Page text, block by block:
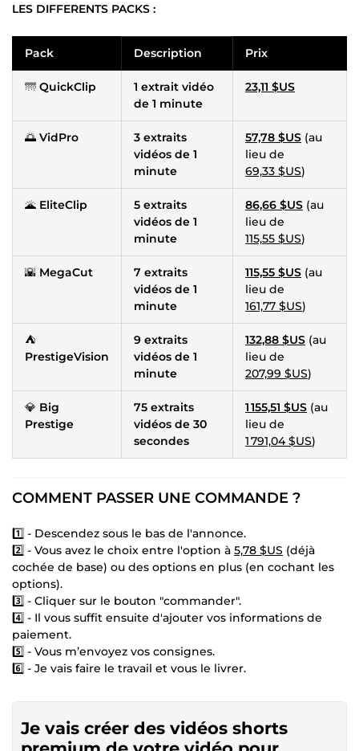
LES DIFFERENTS PACKS :
Pack Description Prix
🌁 QuickClip
1 extrait vidéo
de 1 minute
23,11 $US
🌅 VidPro
3 extraits
vidéos de 1
minute
57,78 $US (au
lieu de
69,33 $US)
🌋 EliteClip
5 extraits
vidéos de 1
minute
86,66 $US (au
lieu de
115,55 $US)
🌇 MegaCut
7 extraits
vidéos de 1
minute
115,55 $US (au
lieu de
161,77 $US)
⛺
PrestigeVision
9 extraits
vidéos de 1
minute
132,88 $US (au
lieu de
207,99 $US)
💎 Big
Prestige
75 extraits
vidéos de 30
secondes
1 155,51 $US (au
lieu de
1 791,04 $US)
COMMENT PASSER UNE COMMANDE ?
1️⃣ - Descendez sous le bas de l'annonce.
2️⃣ - Vous avez le choix entre l'option à 5,78 $US (déjà
cochée de base) ou des options en plus (en cochant les
options).
3️⃣ - Cliquer sur le bouton "commander".
4️⃣ - Il vous suffit ensuite d'ajouter vos informations de
paiement.
5️⃣ - Vous m’envoyez vos consignes.
6️⃣ - Je vais faire le travail et vous le livrer.
Je vais créer des vidéos shorts